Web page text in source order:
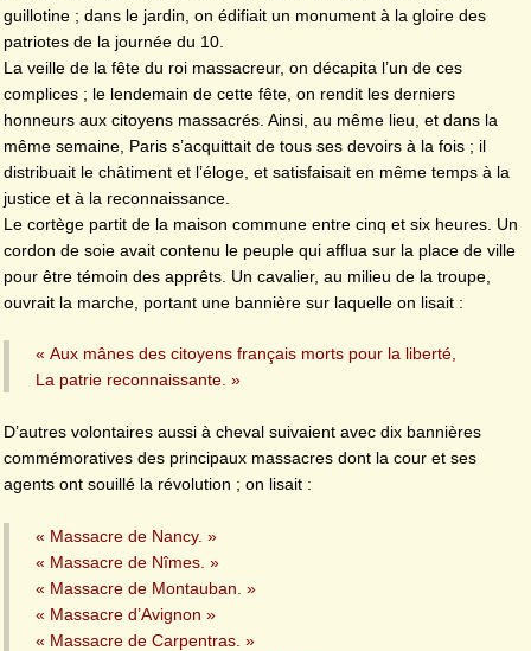
guillotine ; dans le jardin, on édifiait un monument à la gloire des
patriotes de la journée du 10.
La veille de la fête du roi massacreur, on décapita l’un de ces
complices ; le lendemain de cette fête, on rendit les derniers
honneurs aux citoyens massacrés. Ainsi, au même lieu, et dans la
même semaine, Paris s’acquittait de tous ses devoirs à la fois ; il
distribuait le châtiment et l’éloge, et satisfaisait en même temps à la
justice et à la reconnaissance.
Le cortège partit de la maison commune entre cinq et six heures. Un
cordon de soie avait contenu le peuple qui afflua sur la place de ville
pour être témoin des apprêts. Un cavalier, au milieu de la troupe,
ouvrait la marche, portant une bannière sur laquelle on lisait :
« Aux mânes des citoyens français morts pour la liberté,
La patrie reconnaissante. »
D’autres volontaires aussi à cheval suivaient avec dix bannières
commémoratives des principaux massacres dont la cour et ses
agents ont souillé la révolution ; on lisait :
« Massacre de Nancy. »
« Massacre de Nîmes. »
« Massacre de Montauban. »
« Massacre d’Avignon »
« Massacre de Carpentras. »